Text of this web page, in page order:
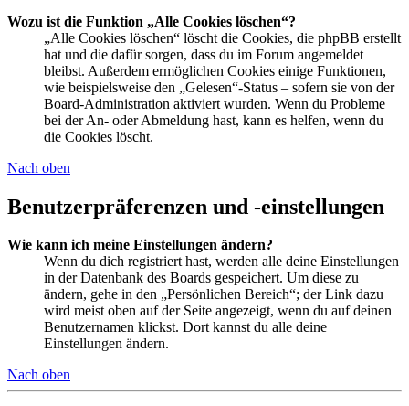
Wozu ist die Funktion „Alle Cookies löschen“?
„Alle Cookies löschen“ löscht die Cookies, die phpBB erstellt
hat und die dafür sorgen, dass du im Forum angemeldet
bleibst. Außerdem ermöglichen Cookies einige Funktionen,
wie beispielsweise den „Gelesen“-Status – sofern sie von der
Board-Administration aktiviert wurden. Wenn du Probleme
bei der An- oder Abmeldung hast, kann es helfen, wenn du
die Cookies löscht.
Nach oben
Benutzerpräferenzen und -einstellungen
Wie kann ich meine Einstellungen ändern?
Wenn du dich registriert hast, werden alle deine Einstellungen
in der Datenbank des Boards gespeichert. Um diese zu
ändern, gehe in den „Persönlichen Bereich“; der Link dazu
wird meist oben auf der Seite angezeigt, wenn du auf deinen
Benutzernamen klickst. Dort kannst du alle deine
Einstellungen ändern.
Nach oben